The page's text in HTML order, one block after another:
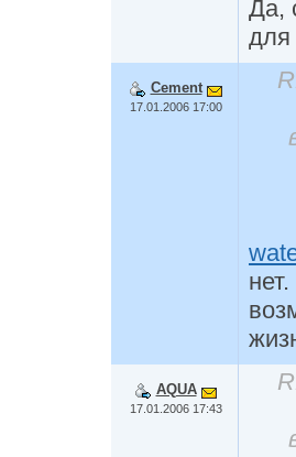
Да,
Cement
17.01.2006 17:00
AQUA
17.01.2006 17:43